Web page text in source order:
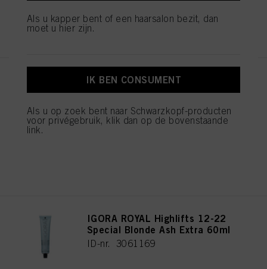
REGISTEREN EN KOPEN
IGORA ROYAL Highlifts 12-21
Special Blonde Ash Cendré
ID-nr. 3061165
IGORA ROYAL Highlifts 12-22
Special Blonde Ash Extra 60ml
ID-nr. 3061169
Als u kapper bent of een haarsalon bezit, dan
moet u hier zijn.
IK BEN CONSUMENT
Als u op zoek bent naar Schwarzkopf-producten
voor privégebruik, klik dan op de bovenstaande
link.
Als u op "Cookie-instellingen" klikt, kunt u meer informatie vinden over de
verwerking van uw gegevens / het gebruik van cookies en deze toestaan voor
de verwerking van uw persoonsgegevens voor alle hierboven vermelde
doeleinden. Als u op "Afwijzen" klikt, worden alleen cookies gebruikt die
technisch noodzakelijk zijn om u deze website aan te kunnen bieden..